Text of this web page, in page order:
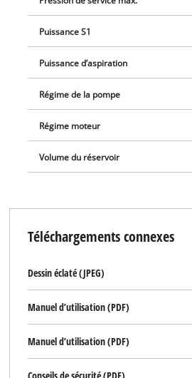
Puissance S1
Puissance d’aspiration
Régime de la pompe
Régime moteur
Volume du réservoir
Téléchargements connexes
Dessin éclaté (JPEG)
Manuel d’utilisation (PDF)
Manuel d’utilisation (PDF)